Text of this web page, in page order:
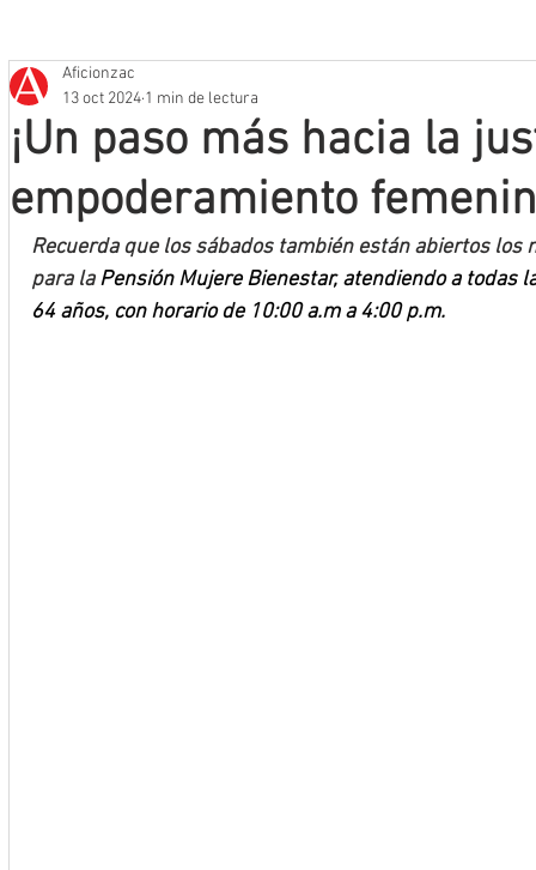
Que no se olvide
Mineros LNBP
¡Un paso más hacia la
empoderamiento
Aficionzac
13 oct 2024 1 min de lectura
Recuerda que los sábados también están abiertos
para la Pensión Mujere Bienestar, atendiendo a todas
64 años, con horario de 10:00 a.m a 4:00 p.m.